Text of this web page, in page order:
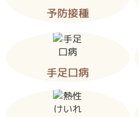
予防接種
手足口病